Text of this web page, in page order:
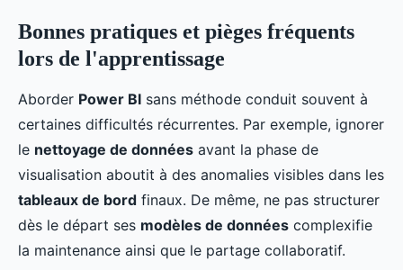
Bonnes pratiques et pièges fréquents
lors de l'apprentissage
Aborder Power BI sans méthode conduit souvent à
certaines difficultés récurrentes. Par exemple, ignorer
le nettoyage de données avant la phase de
visualisation aboutit à des anomalies visibles dans les
tableaux de bord finaux. De même, ne pas structurer
dès le départ ses modèles de données complexifie
la maintenance ainsi que le partage collaboratif.